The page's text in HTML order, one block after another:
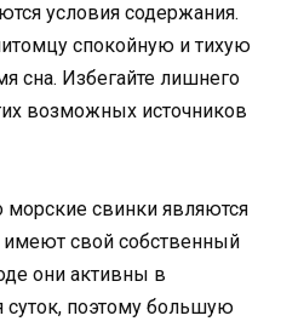
условия содержания.
спокойную и тихую
сна. Избегайте лишнего
возможных источников
свинки являются
свой собственный
они активны в
поэтому большую